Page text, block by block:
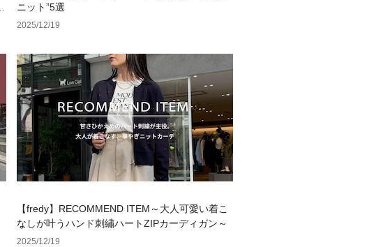
ニット”5選
2025/12/19
【fredy】RECOMMEND ITEM～大人可愛い着こ
なしが叶うハンド刺繡ハートZIPカーディガン～
2025/12/19